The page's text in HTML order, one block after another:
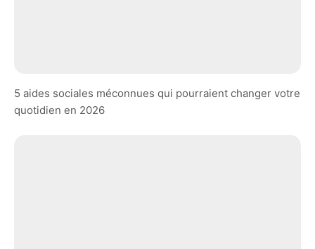
5 aides sociales méconnues qui pourraient changer votre
quotidien en 2026